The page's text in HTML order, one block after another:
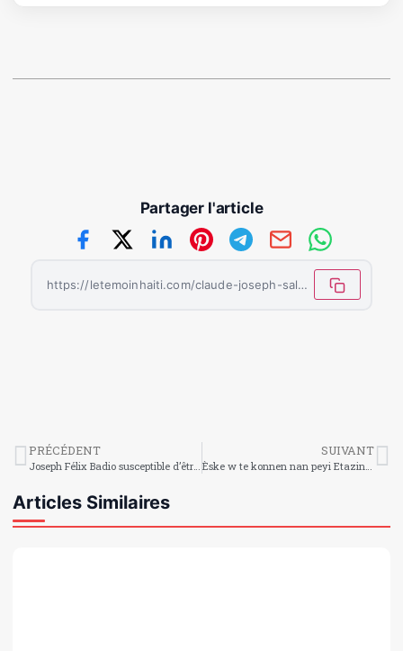
Partager l'article
https://letemoinhaiti.com/claude-joseph-salue-larrestation-de-felix-badio-comme-un-tournant-majeur-dans-la-quete-de-justice-pour-jovenel-moise/
PRÉCÉDENT SUIVANT
Articles Similaires